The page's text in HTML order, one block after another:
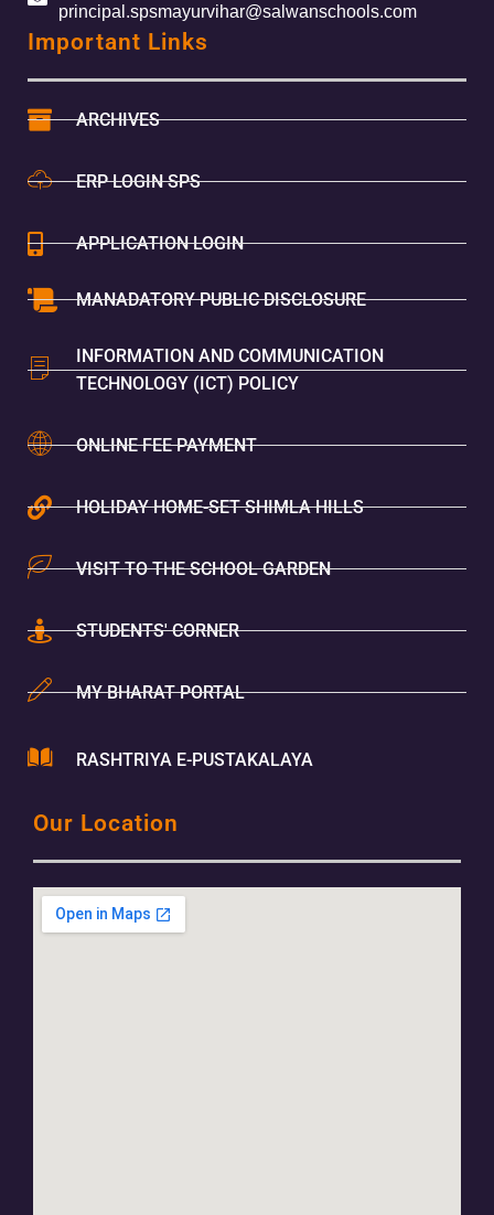
principal.spsmayurvihar@salwanschools.com
Important Links
ARCHIVES
ERP LOGIN SPS
APPLICATION LOGIN
MANADATORY PUBLIC DISCLOSURE
INFORMATION AND COMMUNICATION
TECHNOLOGY (ICT) POLICY
ONLINE FEE PAYMENT
HOLIDAY HOME-SET SHIMLA HILLS
VISIT TO THE SCHOOL GARDEN
STUDENTS' CORNER
MY BHARAT PORTAL
RASHTRIYA E-PUSTAKALAYA
Our Location